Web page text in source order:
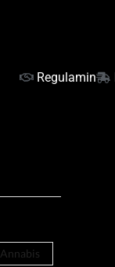
Regulamin
Annabis